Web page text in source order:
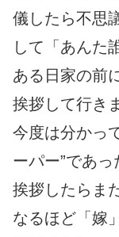
儀したら不思
して「あんた
ある日家の前
挨拶して行き
今度は分かっ
ーパー”であっ
挨拶したらま
なるほど「嫁